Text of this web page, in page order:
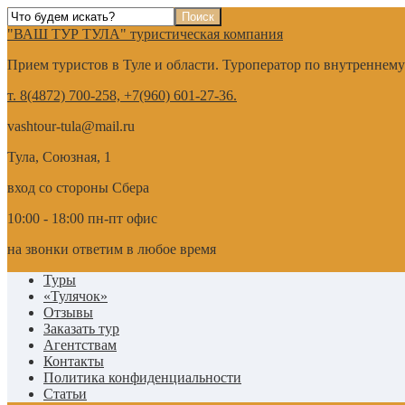
"ВАШ ТУР ТУЛА" туристическая компания
Прием туристов в Туле и области. Туроператор по
т. 8(4872) 700-258, +7(960) 601-27-36.
vashtour-tula@mail.ru
Тула, Союзная, 1
вход со стороны Сбера
10:00 - 18:00 пн-пт офис
на звонки ответим в любое время
Туры
«Тулячок»
Отзывы
Заказать тур
Агентствам
Контакты
Политика конфиденциальности
Статьи